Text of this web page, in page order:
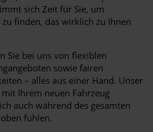
sich Zeit für Sie, um
finden, das wirklich zu Ihnen
Sie bei uns von flexiblen
sowie fairen
– alles aus einer Hand. Unser
Ihrem neuen Fahrzeug
auch während des gesamten
fühlen.